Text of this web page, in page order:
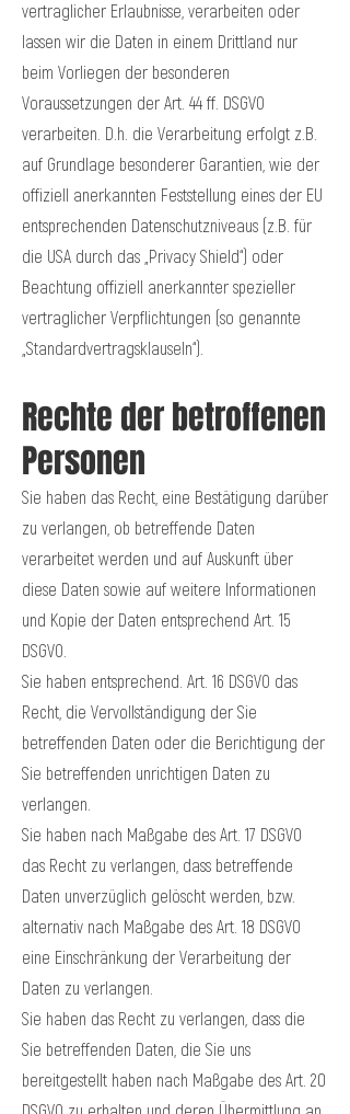
vertraglicher Erlaubnisse, verarbeiten oder
lassen wir die Daten in einem Drittland nur
beim Vorliegen der besonderen
Voraussetzungen der Art. 44 ff. DSGVO
verarbeiten. D.h. die Verarbeitung erfolgt z.B.
auf Grundlage besonderer Garantien, wie der
offiziell anerkannten Feststellung eines der EU
entsprechenden Datenschutzniveaus (z.B. für
die USA durch das „Privacy Shield“) oder
Beachtung offiziell anerkannter spezieller
vertraglicher Verpflichtungen (so genannte
„Standardvertragsklauseln“).
Rechte der betroffenen
Personen
Sie haben das Recht, eine Bestätigung darüber
zu verlangen, ob betreffende Daten
verarbeitet werden und auf Auskunft über
diese Daten sowie auf weitere Informationen
und Kopie der Daten entsprechend Art. 15
DSGVO.
Sie haben entsprechend. Art. 16 DSGVO das
Recht, die Vervollständigung der Sie
betreffenden Daten oder die Berichtigung der
Sie betreffenden unrichtigen Daten zu
verlangen.
Sie haben nach Maßgabe des Art. 17 DSGVO
das Recht zu verlangen, dass betreffende
Daten unverzüglich gelöscht werden, bzw.
alternativ nach Maßgabe des Art. 18 DSGVO
eine Einschränkung der Verarbeitung der
Daten zu verlangen.
Sie haben das Recht zu verlangen, dass die
Sie betreffenden Daten, die Sie uns
bereitgestellt haben nach Maßgabe des Art. 20